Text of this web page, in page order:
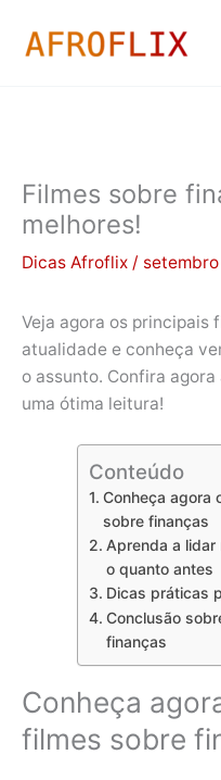
para
Filmes sobre
melhores!
Dicas Afroflix /
Veja agora os principais
atualidade e conheça
o assunto. Confira
uma ótima leitura!
Conteúdo
Conheça agora
sobre finanças
Aprenda a lidar
o quanto antes
Dicas práticas
Conclusão
finanças
Conheça
filmes sobre